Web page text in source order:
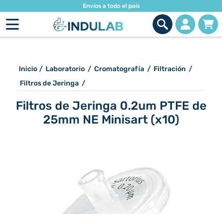
Envíos a todo el país
Inicio / Laboratorio / Cromatografía / Filtración /
Filtros de Jeringa /
Filtros de Jeringa 0.2um PTFE de
25mm NE Minisart (x10)